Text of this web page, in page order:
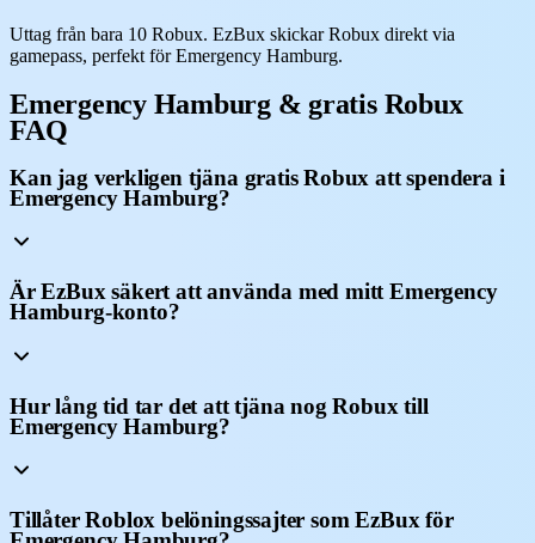
Uttag från bara 10 Robux. EzBux skickar Robux direkt via
gamepass, perfekt för Emergency Hamburg.
Emergency Hamburg & gratis Robux
FAQ
Kan jag verkligen tjäna gratis Robux att spendera i
Emergency Hamburg?
Är EzBux säkert att använda med mitt Emergency
Hamburg-konto?
Hur lång tid tar det att tjäna nog Robux till
Emergency Hamburg?
Tillåter Roblox belöningssajter som EzBux för